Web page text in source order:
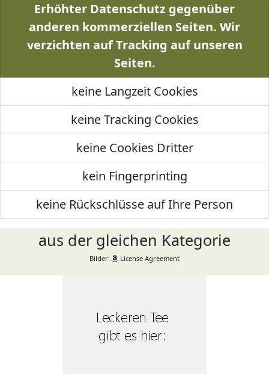
Erhöhter Datenschutz gegenüber
anderen kommerziellen Seiten. Wir
verzichten auf Tracking auf unseren
Seiten.
keine Langzeit Cookies
keine Tracking Cookies
keine Cookies Dritter
kein Fingerprinting
keine Rückschlüsse auf Ihre Person
aus der gleichen Kategorie
Bilder: License Agreement